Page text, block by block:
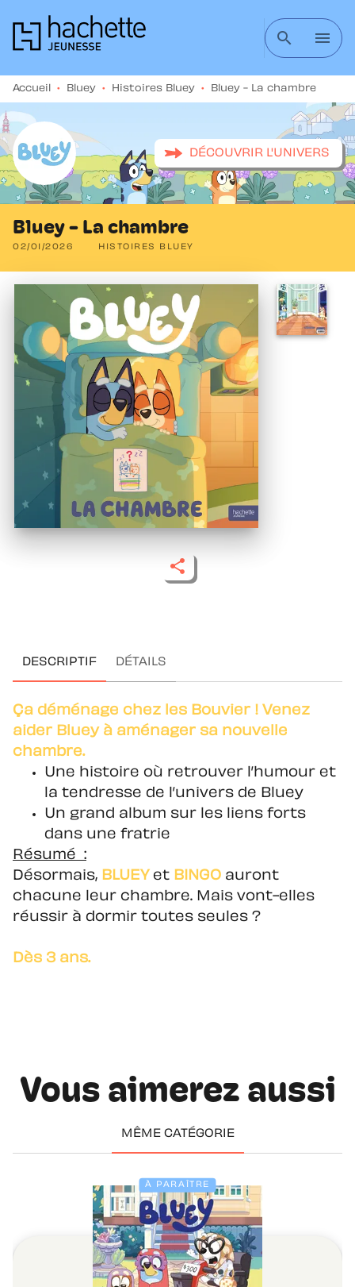
MENU RECHERCHE CONTENU
search menu
Accueil • Bluey • Histoires Bluey • Bluey - La chambre
DÉCOUVRIR L'UNIVERS
Bluey - La chambre
02/01/2026 HISTOIRES BLUEY
DESCRIPTIF DÉTAILS
Ça déménage chez les Bouvier ! Venez
aider Bluey à aménager sa nouvelle
chambre.
Une histoire où retrouver l’humour et
la tendresse de l’univers de Bluey
Un grand album sur les liens forts
dans une fratrie
Résumé :
Désormais, BLUEY et BINGO auront
chacune leur chambre. Mais vont-elles
réussir à dormir toutes seules ?
Dès 3 ans.
Vous aimerez aussi
MÊME CATÉGORIE
À PARAÎTRE